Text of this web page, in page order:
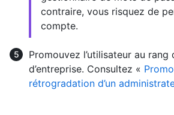
contraire, vous risquez de
compte.
Promouvez l’utilisateur au
d’entreprise. Consultez «
rétrogradation d’un